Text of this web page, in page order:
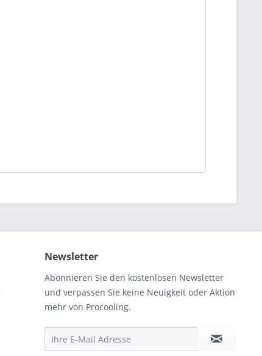
Newsletter
Abonnieren Sie den kostenlosen Newsletter
und verpassen Sie keine Neuigkeit oder Aktion
mehr von Procooling.